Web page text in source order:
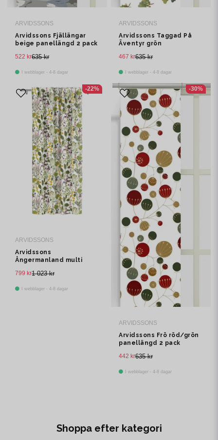
ARVIDSSONS
Arvidssons Fjällängar
beige panellängd 2 pack
635 kr
522 kr
I webblager - 4-8 dagar
ARVIDSSONS
Arvidssons Taggad På
Äventyr grön
635 kr
467 kr
I webblager - 4-8 dagar
ARVIDSSONS
Arvidssons
Ångermanland multi
1 023 kr
799 kr
I webblager - 4-8 dagar
-22%
ARVIDSSONS
Arvidssons Frö röd/grön
panellängd 2 pack
635 kr
442 kr
I webblager - 4-8 dagar
-30%
Shoppa efter kategori